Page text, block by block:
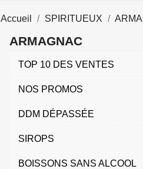
Accueil SPIRITUEUX
ARMAGNAC
TOP 10 DES VENTES
NOS PROMOS
DDM DÉPASSÉE
SIROPS
BOISSONS SANS ALCOOL